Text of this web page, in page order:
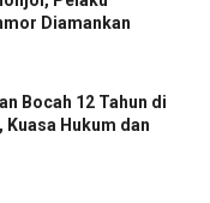
Diamankan
Bocah 12 Tahun di
Kuasa Hukum dan